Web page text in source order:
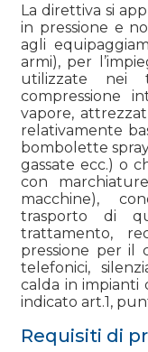
La direttiva si
in pressione e
agli
armi), per
utilizzate nei
compressione
vapore,
relativamente
bombolette
gassate ecc.) o
con
macchine),
trasporto di
trattamento,
pressione per il
telefonici,
calda in impianti
indicato art.1,
Requisiti di